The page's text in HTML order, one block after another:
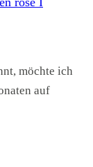
möchte ich
auf